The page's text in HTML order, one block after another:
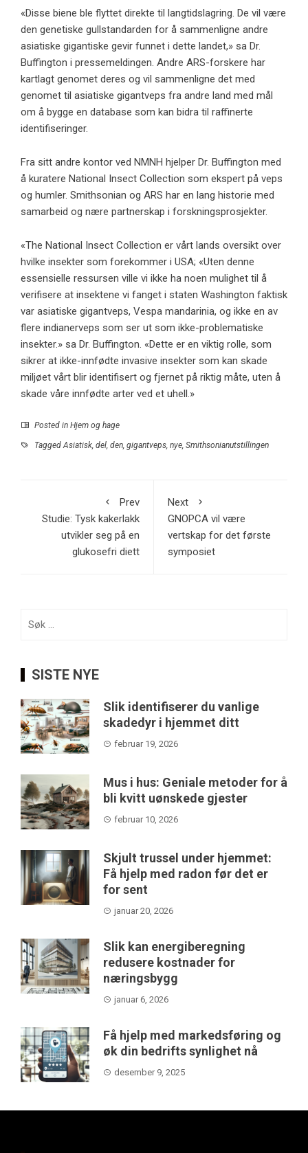
«Disse biene ble flyttet direkte til langtidslagring. De vil være
den genetiske gullstandarden for å sammenligne andre
asiatiske gigantiske gevir funnet i dette landet,» sa Dr.
Buffington i pressemeldingen. Andre ARS-forskere har
kartlagt genomet deres og vil sammenligne det med
genomet til asiatiske gigantveps fra andre land med mål
om å bygge en database som kan bidra til raffinerte
identifiseringer.
Fra sitt andre kontor ved NMNH hjelper Dr. Buffington med
å kuratere National Insect Collection som ekspert på veps
og humler. Smithsonian og ARS har en lang historie med
samarbeid og nære partnerskap i forskningsprosjekter.
«The National Insect Collection er vårt lands oversikt over
hvilke insekter som forekommer i USA; «Uten denne
essensielle ressursen ville vi ikke ha noen mulighet til å
verifisere at insektene vi fanget i staten Washington faktisk
var asiatiske gigantveps, Vespa mandarinia, og ikke en av
flere indianerveps som ser ut som ikke-problematiske
insekter.» sa Dr. Buffington. «Dette er en viktig rolle, som
sikrer at ikke-innfødte invasive insekter som kan skade
miljøet vårt blir identifisert og fjernet på riktig måte, uten å
skade våre innfødte arter ved et uhell.»
Posted in Hjem og hage
TaggedAsiatisk, del, den, gigantveps, nye, Smithsonianutstillingen
Prev
Studie: Tysk kakerlakk
utvikler seg på en
glukosefri diett
Next
GNOPCA vil være
vertskap for det første
symposiet
SISTE NYE
Slik identifiserer du vanlige
skadedyr i hjemmet ditt
februar 19, 2026
Mus i hus: Geniale metoder for å
bli kvitt uønskede gjester
februar 10, 2026
Skjult trussel under hjemmet:
Få hjelp med radon før det er
for sent
januar 20, 2026
Slik kan energiberegning
redusere kostnader for
næringsbygg
januar 6, 2026
Få hjelp med markedsføring og
øk din bedrifts synlighet nå
desember 9, 2025